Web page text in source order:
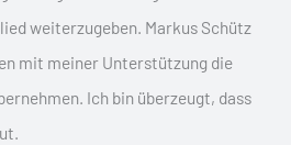
weiterzugeben. Markus Schütz
mit meiner Unterstützung die
Ich bin überzeugt, dass